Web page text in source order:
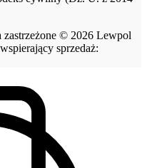
zastrzeżone © 2026 Lewpol
sprzedaż: